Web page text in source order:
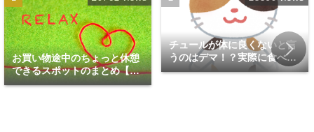
お買い物途中のちょっと休憩
できるスポットのまとめ【福
岡天神エリア編】
チュールが体に良くないと言
うのはデマ！？実際に食べて
みた！